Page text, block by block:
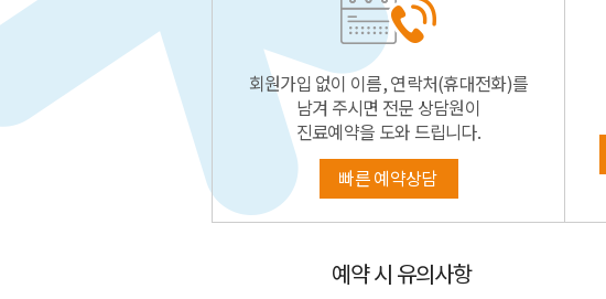
회원가입 없이 이름, 연락처(휴대전화)를
남겨 주시면 전문 상담원이
진료예약을 도와 드립니다.
빠른 예약상담
예약 시 유의사항